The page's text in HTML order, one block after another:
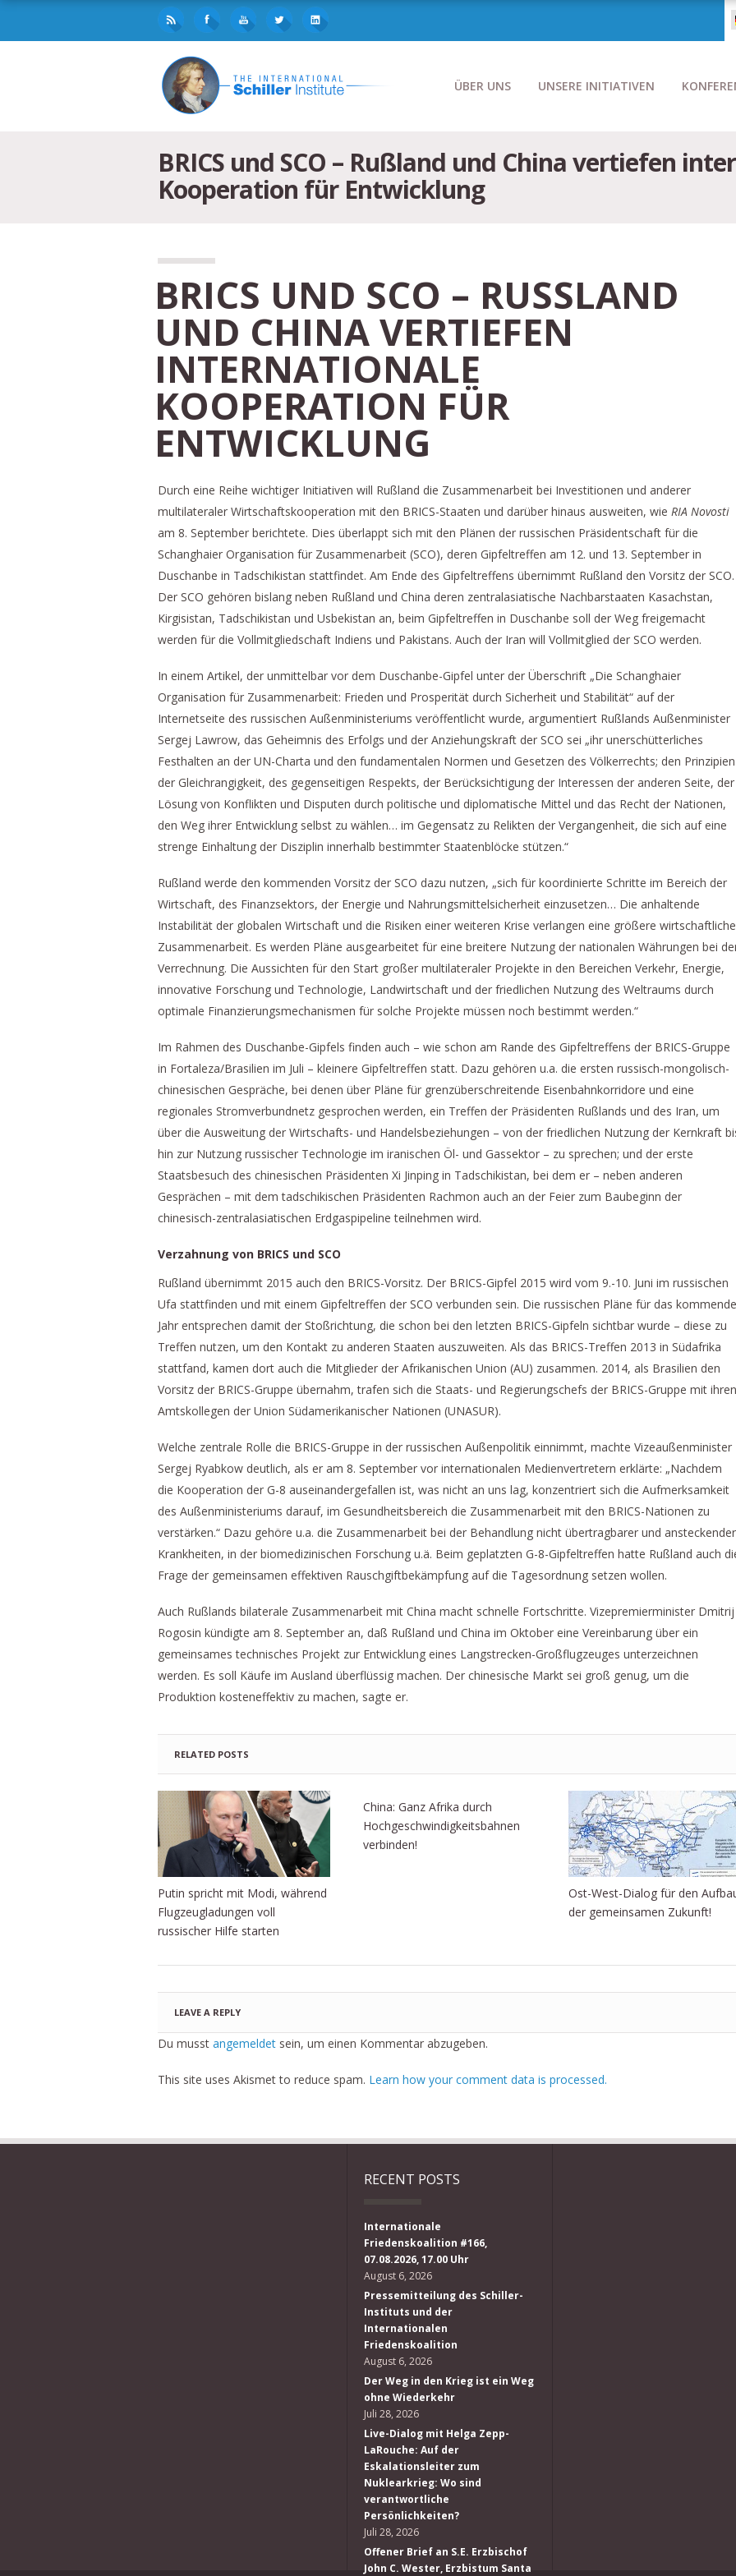
ÜBER UNS UNSERE INITIATIVEN
BRICS und SCO – Rußland und China vertiefen
Kooperation für Entwicklung
BRICS UND SCO – RUSSLAND U
ND CHINA VERTIEFEN I
NTERNATIONALE K
OOPERATION FÜR E
NTWICKLUNG
Durch eine Reihe wichtiger Initiativen will Rußland die Zusammenarbeit bei Investitionen und anderer
multilateraler Wirtschaftskooperation mit den BRICS-Staaten und darüber hinaus ausweiten, wie RIA Novosti
am 8. September berichtete. Dies überlappt sich mit den Plänen der russischen Präsidentschaft für die
Schanghaier Organisation für Zusammenarbeit (SCO), deren Gipfeltreffen am 12. und 13. September in
Duschanbe in Tadschikistan stattfindet. Am Ende des Gipfeltreffens übernimmt Rußland den Vorsitz der SCO.
Der SCO gehören bislang neben Rußland und China deren zentralasiatische Nachbarstaaten Kasachstan,
Kirgisistan, Tadschikistan und Usbekistan an, beim Gipfeltreffen in Duschanbe soll der Weg freigemacht
werden für die Vollmitgliedschaft Indiens und Pakistans. Auch der Iran will Vollmitglied der SCO werden.
In einem Artikel, der unmittelbar vor dem Duschanbe-Gipfel unter der Überschrift „Die Schanghaier
Organisation für Zusammenarbeit: Frieden und Prosperität durch Sicherheit und Stabilität“ auf der
Internetseite des russischen Außenministeriums veröffentlicht wurde, argumentiert Rußlands Außenminister
Sergej Lawrow, das Geheimnis des Erfolgs und der Anziehungskraft der SCO sei „ihr unerschütterliches
Festhalten an der UN-Charta und den fundamentalen Normen und Gesetzen des Völkerrechts; den Prinzipien
der Gleichrangigkeit, des gegenseitigen Respekts, der Berücksichtigung der Interessen der anderen Seite, der
Lösung von Konflikten und Disputen durch politische und diplomatische Mittel und das Recht der Nationen,
den Weg ihrer Entwicklung selbst zu wählen… im Gegensatz zu Relikten der Vergangenheit, die sich auf eine
strenge Einhaltung der Disziplin innerhalb bestimmter Staatenblöcke stützen.“
Rußland werde den kommenden Vorsitz der SCO dazu nutzen, „sich für koordinierte Schritte im Bereich der
Wirtschaft, des Finanzsektors, der Energie und Nahrungsmittelsicherheit einzusetzen… Die anhaltende
Instabilität der globalen Wirtschaft und die Risiken einer weiteren Krise verlangen eine größere wirtschaftliche
Zusammenarbeit. Es werden Pläne ausgearbeitet für eine breitere Nutzung der nationalen Währungen bei
Verrechnung. Die Aussichten für den Start großer multilateraler Projekte in den Bereichen Verkehr, Energie,
innovative Forschung und Technologie, Landwirtschaft und der friedlichen Nutzung des Weltraums durch
optimale Finanzierungsmechanismen für solche Projekte müssen noch bestimmt werden.“
Im Rahmen des Duschanbe-Gipfels finden auch – wie schon am Rande des Gipfeltreffens der BRICS-Gruppe
in Fortaleza/Brasilien im Juli – kleinere Gipfeltreffen statt. Dazu gehören u.a. die ersten russisch-mongolisch-
chinesischen Gespräche, bei denen über Pläne für grenzüberschreitende Eisenbahnkorridore und eine
regionales Stromverbundnetz gesprochen werden, ein Treffen der Präsidenten Rußlands und des Iran, um
über die Ausweitung der Wirtschafts- und Handelsbeziehungen – von der friedlichen Nutzung der Kernkraft
hin zur Nutzung russischer Technologie im iranischen Öl- und Gassektor – zu sprechen; und der erste
Staatsbesuch des chinesischen Präsidenten Xi Jinping in Tadschikistan, bei dem er – neben anderen
Gesprächen – mit dem tadschikischen Präsidenten Rachmon auch an der Feier zum Baubeginn der
chinesisch-zentralasiatischen Erdgaspipeline teilnehmen wird.
Verzahnung von BRICS und SCO
Rußland übernimmt 2015 auch den BRICS-Vorsitz. Der BRICS-Gipfel 2015 wird vom 9.-10. Juni im russischen
Ufa stattfinden und mit einem Gipfeltreffen der SCO verbunden sein. Die russischen Pläne für das kommende
Jahr entsprechen damit der Stoßrichtung, die schon bei den letzten BRICS-Gipfeln sichtbar wurde – diese zu
Treffen nutzen, um den Kontakt zu anderen Staaten auszuweiten. Als das BRICS-Treffen 2013 in Südafrika
stattfand, kamen dort auch die Mitglieder der Afrikanischen Union (AU) zusammen. 2014, als Brasilien den
Vorsitz der BRICS-Gruppe übernahm, trafen sich die Staats- und Regierungschefs der BRICS-Gruppe mit ihren
Amtskollegen der Union Südamerikanischer Nationen (UNASUR).
Welche zentrale Rolle die BRICS-Gruppe in der russischen Außenpolitik einnimmt, machte Vizeaußenminister
Sergej Ryabkow deutlich, als er am 8. September vor internationalen Medienvertretern erklärte: „Nachdem
die Kooperation der G-8 auseinandergefallen ist, was nicht an uns lag, konzentriert sich die Aufmerksamkeit
des Außenministeriums darauf, im Gesundheitsbereich die Zusammenarbeit mit den BRICS-Nationen zu
verstärken.“ Dazu gehöre u.a. die Zusammenarbeit bei der Behandlung nicht übertragbarer und ansteckender
Krankheiten, in der biomedizinischen Forschung u.ä. Beim geplatzten G-8-Gipfeltreffen hatte Rußland auch
Frage der gemeinsamen effektiven Rauschgiftbekämpfung auf die Tagesordnung setzen wollen.
Auch Rußlands bilaterale Zusammenarbeit mit China macht schnelle Fortschritte. Vizepremierminister Dmitrij
Rogosin kündigte am 8. September an, daß Rußland und China im Oktober eine Vereinbarung über ein
gemeinsames technisches Projekt zur Entwicklung eines Langstrecken-Großflugzeuges unterzeichnen
werden. Es soll Käufe im Ausland überflüssig machen. Der chinesische Markt sei groß genug, um die
Produktion kosteneffektiv zu machen, sagte er.
RELATED POSTS
Putin spricht mit Modi, während
Flugzeugladungen voll
russischer Hilfe starten
China: Ganz Afrika durch
Hochgeschwindigkeitsbahnen
verbinden!
Ost-West-Dialog für den
der gemeinsamen Zukunft!
LEAVE A REPLY
Du musst angemeldet sein, um einen Kommentar abzugeben.
This site uses Akismet to reduce spam. Learn how your comment data is processed.
RECENT POSTS
Internationale
Friedenskoalition #166,
07.08.2026, 17.00 Uhr
August 6, 2026
Pressemitteilung des Schiller-
Instituts und der
Internationalen
Friedenskoalition
August 6, 2026
Der Weg in den Krieg ist ein Weg
ohne Wiederkehr
Juli 28, 2026
Live-Dialog mit Helga Zepp-
LaRouche: Auf der
Eskalationsleiter zum
Nuklearkrieg: Wo sind
verantwortliche
Persönlichkeiten?
Juli 28, 2026
Offener Brief an S.E. Erzbischof
John C. Wester, Erzbistum Santa